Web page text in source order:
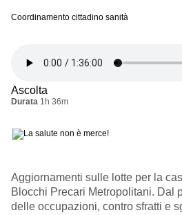
Coordinamento cittadino sanità
Ascolta
Durata 1h 36m
Aggiornamenti sulle lotte per la
Blocchi Precari Metropolitani. Dal
delle occupazioni, contro sfratti e